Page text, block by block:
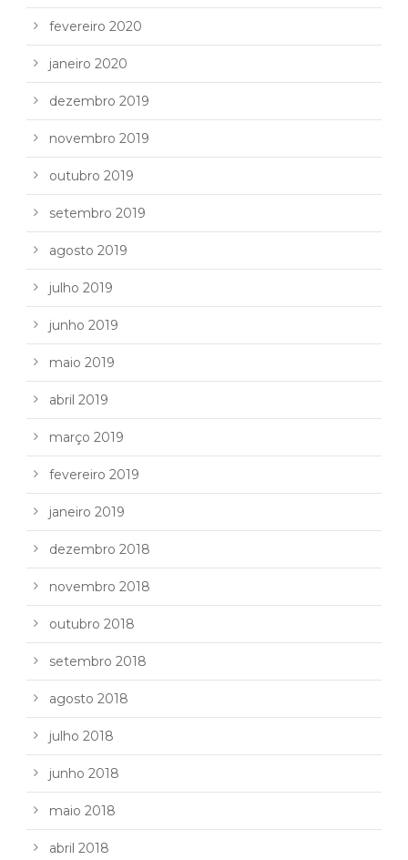
fevereiro 2020
janeiro 2020
dezembro 2019
novembro 2019
outubro 2019
setembro 2019
agosto 2019
julho 2019
junho 2019
maio 2019
abril 2019
março 2019
fevereiro 2019
janeiro 2019
dezembro 2018
novembro 2018
outubro 2018
setembro 2018
agosto 2018
julho 2018
junho 2018
maio 2018
abril 2018